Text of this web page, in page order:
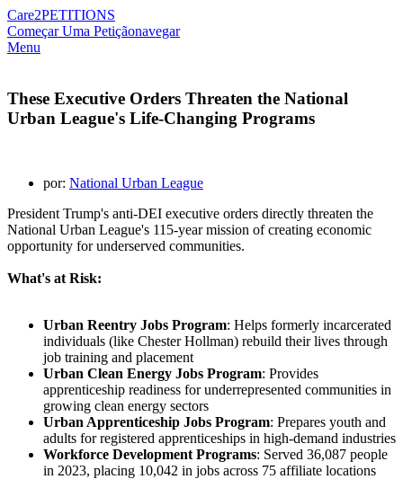
Care2PETITIONS
Começar Uma Petiçãonavegar
Menu
These Executive Orders Threaten the National
Urban League's Life-Changing Programs
por: National Urban League
President Trump's anti-DEI executive orders directly threaten the
National Urban League's 115-year mission of creating economic
opportunity for underserved communities.
What's at Risk:
Urban Reentry Jobs Program: Helps formerly incarcerated
individuals (like Chester Hollman) rebuild their lives through
job training and placement
Urban Clean Energy Jobs Program: Provides
apprenticeship readiness for underrepresented communities in
growing clean energy sectors
Urban Apprenticeship Jobs Program: Prepares youth and
adults for registered apprenticeships in high-demand industries
Workforce Development Programs: Served 36,087 people
in 2023, placing 10,042 in jobs across 75 affiliate locations